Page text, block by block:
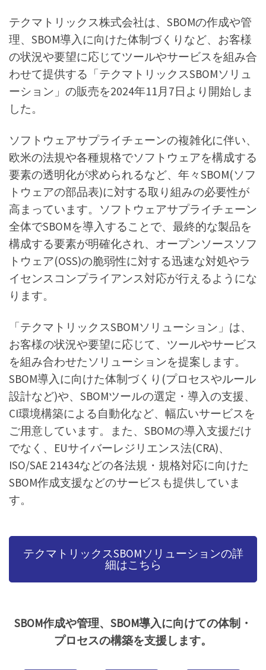
テクマトリックス株式会社は、SBOMの作成や管
理、SBOM導入に向けた体制づくりなど、お客様
の状況や要望に応じてツールやサービスを組み合
わせて提供する「テクマトリックスSBOMソリュ
ーション」の販売を2024年11月7日より開始しま
した。
ソフトウェアサプライチェーンの複雑化に伴い、
欧米の法規や各種規格でソフトウェアを構成する
要素の透明化が求められるなど、年々SBOM(ソフ
トウェアの部品表)に対する取り組みの必要性が
高まっています。ソフトウェアサプライチェーン
全体でSBOMを導入することで、最終的な製品を
構成する要素が明確化され、オープンソースソフ
トウェア(OSS)の脆弱性に対する迅速な対処やラ
イセンスコンプライアンス対応が行えるようにな
ります。
「テクマトリックスSBOMソリューション」は、
お客様の状況や要望に応じて、ツールやサービス
を組み合わせたソリューションを提案します。
SBOM導入に向けた体制づくり(プロセスやルール
設計など)や、SBOMツールの選定・導入の支援、
CI環境構築による自動化など、幅広いサービスを
ご用意しています。また、SBOMの導入支援だけ
でなく、EUサイバーレジリエンス法(CRA)、
ISO/SAE 21434などの各法規・規格対応に向けた
SBOM作成支援などのサービスも提供していま
す。
テクマトリックスSBOMソリューションの詳
細はこちら
SBOM作成や管理、SBOM導入に向けての体制・
プロセスの構築を支援します。